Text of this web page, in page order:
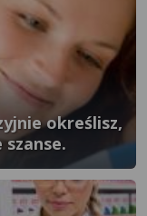
określisz,